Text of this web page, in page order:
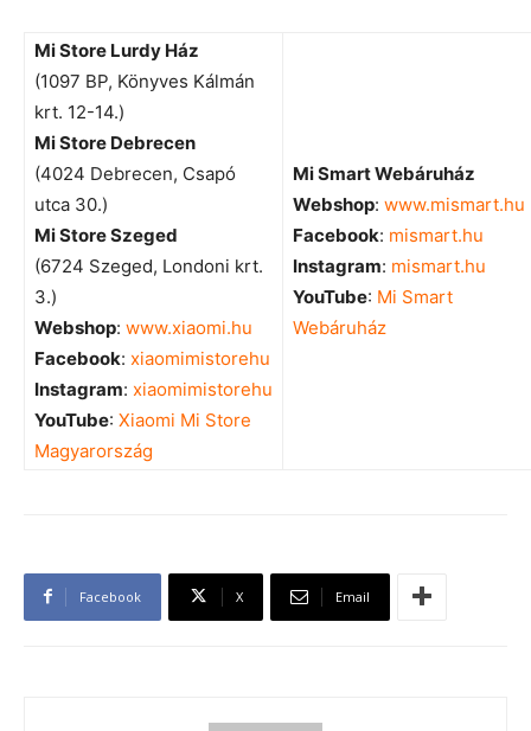
Mi Store Lurdy Ház
(1097 BP, Könyves Kálmán
krt. 12-14.)
Mi Store Debrecen
(4024 Debrecen, Csapó
utca 30.)
Mi Store Szeged
(6724 Szeged, Londoni krt.
3.)
Webshop: www.xiaomi.hu
Facebook: xiaomimistorehu
Instagram: xiaomimistorehu
YouTube: Xiaomi Mi Store
Magyarország
Mi Smart Webáruház
Webshop: www.mismart.hu
Facebook: mismart.hu
Instagram: mismart.hu
YouTube: Mi Smart
Webáruház
Facebook X Email